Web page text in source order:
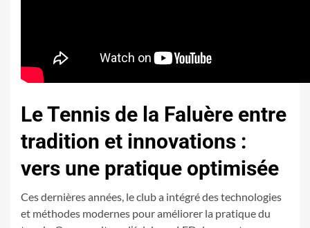
Le Tennis de la Faluère entre
tradition et innovations :
vers une pratique optimisée
Ces dernières années, le club a intégré des technologies
et méthodes modernes pour améliorer la pratique du